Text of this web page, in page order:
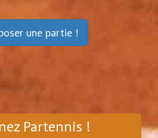
une partie !
Partennis !